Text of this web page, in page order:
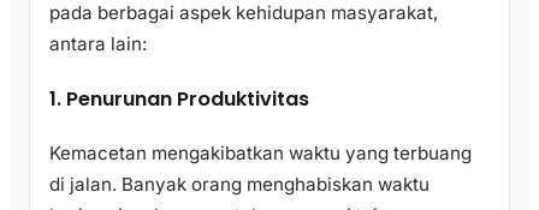
pada berbagai aspek kehidupan masyarakat,
antara lain:
1. Penurunan Produktivitas
Kemacetan mengakibatkan waktu yang terbuang
di jalan. Banyak orang menghabiskan waktu